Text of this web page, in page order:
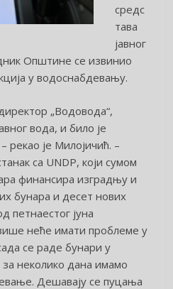
средс
тава
јавног
Општине се извинио
у водоснабдевању.
„Водовода“,
вода, и било је
рекао је Милојичић. –
са UNDP, који сумом
финансира изградњу и
бунара и десет нових
петнаестог јуна
неће имати проблеме у
се раде бунари у
неколико дана имамо
Дешавају се пуцања